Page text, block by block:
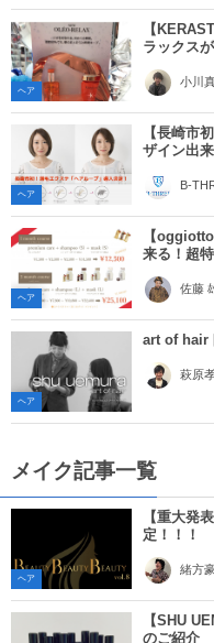
ヘア
【
ラックス
小川
ヘア
【長崎市
ザイン出
B-
ヘア
【
来る！超
佐藤
ヘア
art of hair
萩原
メイク記事一覧
ヘア
【重大発
定！！！
緒方
【SHU
のご紹介